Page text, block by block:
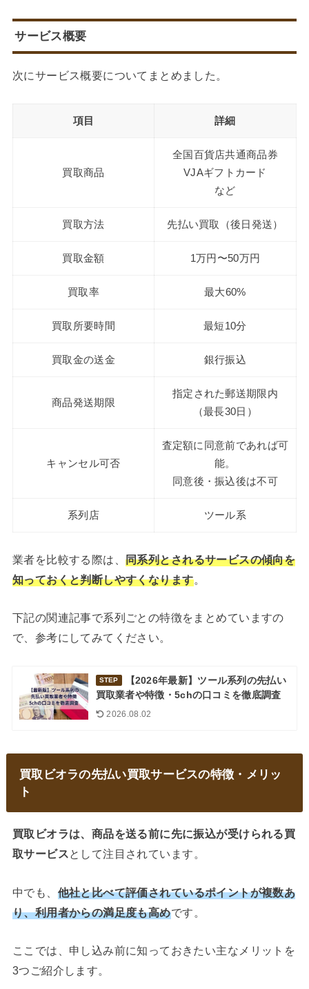
サービス概要
次にサービス概要についてまとめました。
項目 詳細
買取商品
全国百貨店共通商品券
VJAギフトカード
など
買取方法 先払い買取（後日発送）
買取金額 1万円〜50万円
買取率 最大60%
買取所要時間 最短10分
買取金の送金 銀行振込
商品発送期限
指定された郵送期限内
（最長30日）
キャンセル可否
査定額に同意前であれば可
能。
同意後・振込後は不可
系列店 ツール系
業者を比較する際は、同系列とされるサービスの傾向を
知っておくと判断しやすくなります。
下記の関連記事で系列ごとの特徴をまとめていますの
で、参考にしてみてください。
STEP
【2026年最新】ツール系列の先払い
買取業者や特徴・5chの口コミを徹底調査
2026.08.02
買取ビオラの先払い買取サービスの特徴・メリッ
ト
買取ビオラは、商品を送る前に先に振込が受けられる買
取サービスとして注目されています。
中でも、 他社と比べて評価されているポイントが複数あ
り、利用者からの満足度も高めです。
ここでは、申し込み前に知っておきたい主なメリットを
3つご紹介します。